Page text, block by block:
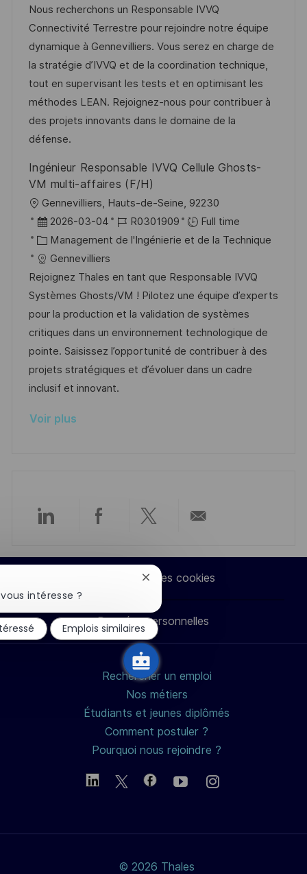
l
i
s
a
t
i
o
n
e
d
’
a
f
f
i
c
a
é
r
e
n
c
e
d
o
e
t
é
g
o
r
i
e
Nous recherchons un Responsable IVVQ
Connectivité Terrestre pour rejoindre notre équipe
dynamique à Gennevilliers. Vous serez en charge de
la stratégie d’IVVQ et de la coordination technique,
tout en supervisant les tests et en optimisant les
méthodes LEAN. Rejoignez-nous pour contribuer à
des projets innovants dans le domaine de la
défense.
Ingénieur Responsable IVVQ Cellule Ghosts-
VM multi-affaires (F/H)
o
c
a
l
i
s
a
t
i
o
Gennevilliers, Hauts-de-Seine, 92230
D
a
t
e
d
’
a
f
f
i
h
2026-03-04
R
é
é
r
e
n
c
e
d
R0301909
Full time
C
a
t
é
g
o
r
i
e
Management de l'Ingénierie et de la Technique
Gennevilliers
Rejoignez Thales en tant que Responsable IVVQ
Systèmes Ghosts/VM ! Pilotez une équipe d’experts
pour la production et la validation de systèmes
critiques dans un environnement technologique de
pointe. Saisissez l’opportunité de contribuer à des
projets stratégiques et d’évoluer dans un cadre
inclusif et innovant.
Voir plus
Partager
via
LinkedIn
Partager
via
Facebook
Partager
via
twitter
par
e-
mail
Paramètres des cookies
Données personnelles
Rechercher un emploi
Nos métiers
Étudiants et jeunes diplômés
Comment postuler ?
Pourquoi nous rejoindre ?
© 2026 Thales
intéresse ?
Fermer
notification
du
chatbot
Emplois similaires